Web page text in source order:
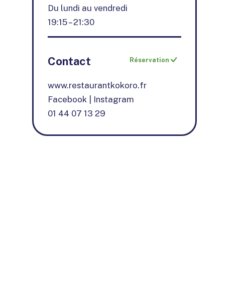
Du lundi au vendredi
19:15 – 21:30
Contact Réservation
www.restaurantkokoro.fr
Facebook
Instagram
01 44 07 13 29